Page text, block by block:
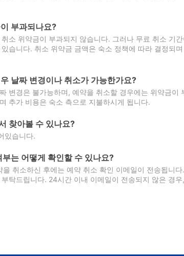
부과되나요?
소 위약금이 부과되지 않습니다. 그러나 무료 취소 기
습니다. 취소 위약금 금액은 숙소 정책에 따라 결정되
날짜 변경이나 취소가 가능한가요?
변경은 불가능하며, 예약을 취소할 경우에는 위약금이
추가 비용은 숙소 측으로 지불하시게 됩니다.
찾아볼 수 있나요?
있습니다.
는 어떻게 확인할 수 있나요?
취소하신 후에는 예약 취소 확인 이메일이 전송됩니
탁드립니다. 24시간 이내 이메일이 전송되지 않은 경